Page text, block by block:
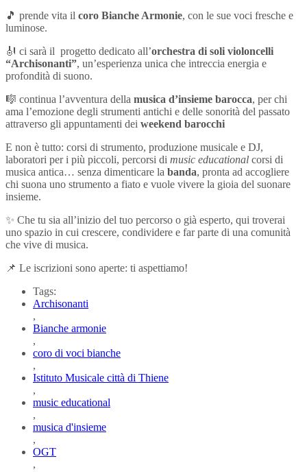
🎵 prende vita il coro Bianche Armonie, con le sue voci fresche e
luminose.
🎻 ci sarà il progetto dedicato all’orchestra di soli violoncelli
“Archisonanti”, un’esperienza unica che intreccia energia e
profondità di suono.
🎼 continua l’avventura della musica d’insieme barocca, per chi
ama l’emozione degli strumenti antichi e delle sonorità del passato
attraverso gli appuntamenti dei weekend barocchi
E non è tutto: corsi di strumento, produzione musicale e DJ,
laboratori per i più piccoli, percorsi di music educational corsi di
musica antica… senza dimenticare la banda, pronta ad accogliere
chi suona uno strumento a fiato e vuole vivere la gioia del suonare
insieme.
✨ Che tu sia all’inizio del tuo percorso o già esperto, qui troverai
uno spazio in cui crescere, condividere e far parte di una comunità
che vive di musica.
📌 Le iscrizioni sono aperte: ti aspettiamo!
Tags:
Archisonanti
,
Bianche armonie
,
coro di voci bianche
,
Istituto Musicale città di Thiene
,
music educational
,
musica d'insieme
,
OGT
,